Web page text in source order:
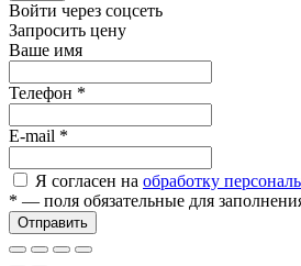
Войти через соцсеть
Запросить цену
Ваше имя
Телефон *
E-mail *
Я согласен на обработку
* — поля обязательные для
Отправить